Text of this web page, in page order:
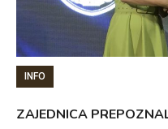
INFO
ZAJEDNICA